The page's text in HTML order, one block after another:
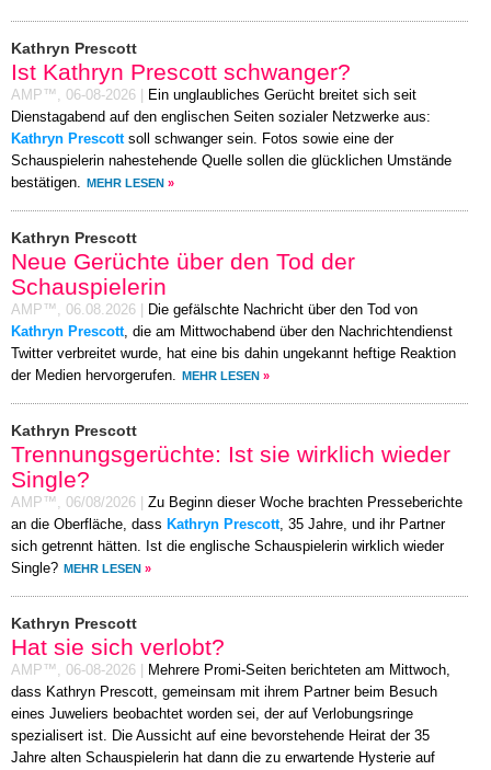
Kathryn Prescott
Ist Kathryn Prescott schwanger?
AMP™, 06-08-2026
Ein unglaubliches Gerücht breitet sich seit
Dienstagabend auf den englischen Seiten sozialer Netzwerke aus:
Kathryn Prescottsoll schwanger sein. Fotos sowie eine der
Schauspielerin nahestehende Quelle sollen die glücklichen Umstände
bestätigen.
MEHR LESEN »
Kathryn Prescott
Neue Gerüchte über den Tod der
Schauspielerin
AMP™, 06.08.2026
Die gefälschte Nachricht über den Tod von
Kathryn Prescott, die am Mittwochabend über den Nachrichtendienst
Twitter verbreitet wurde, hat eine bis dahin ungekannt heftige Reaktion
der Medien hervorgerufen.
MEHR LESEN »
Kathryn Prescott
Trennungsgerüchte: Ist sie wirklich wieder
Single?
AMP™, 06/08/2026
Zu Beginn dieser Woche brachten Presseberichte
an die Oberfläche, dass Kathryn Prescott, 35 Jahre, und ihr Partner
sich getrennt hätten. Ist die englische Schauspielerin wirklich wieder
Single? MEHR LESEN »
Kathryn Prescott
Hat sie sich verlobt?
AMP™, 06-08-2026
Mehrere Promi-Seiten berichteten am Mittwoch,
dass Kathryn Prescott, gemeinsam mit ihrem Partner beim Besuch
eines Juweliers beobachtet worden sei, der auf Verlobungsringe
spezialisert ist. Die Aussicht auf eine bevorstehende Heirat der 35
Jahre alten Schauspielerin hat dann die zu erwartende Hysterie auf